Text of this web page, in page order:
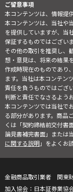
ご留意事項
本コンテンツは、情報提
本コンテンツは、当社や
を提供していますが、当
保証するものではござい
その他の取引を推奨し、
想・意見は、将来の結果
作成時現在のものであり
ます。当社は本コンテン
責任を負うものではござ
判断と責任でなさるよう
本コンテンツでは当社で
る部分があります。商品
くは「契約締結前交付書
論見書補完書面」または
に関する説明」をよくお
金融商品取引業者 関東
日本証券業協